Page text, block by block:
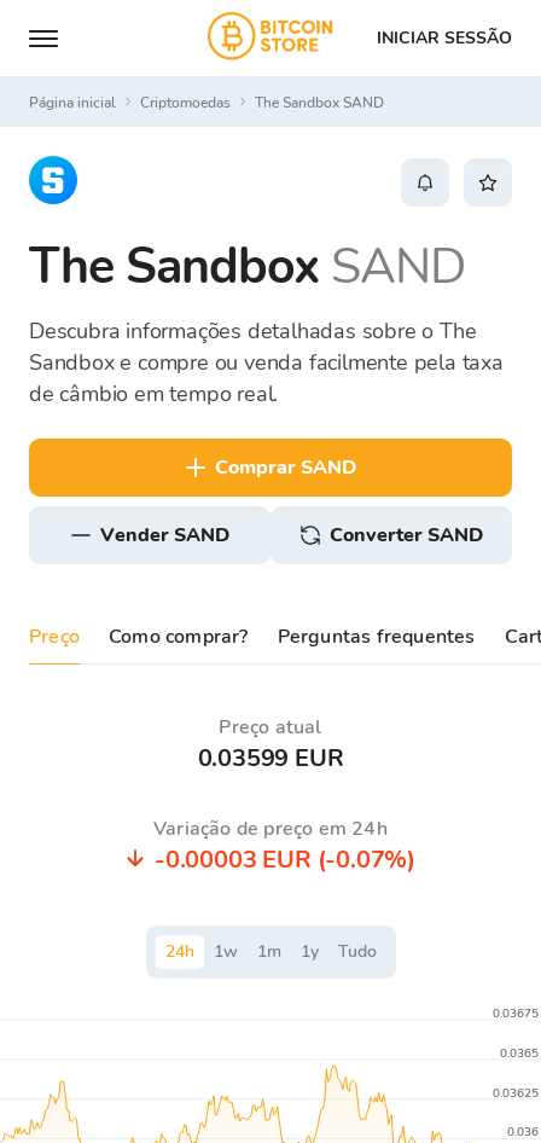
INICIAR SESSÃO
Página inicial Criptomoedas The Sandbox SAND
The Sandbox SAND
Descubra informações detalhadas sobre o The
Sandbox e compre ou venda facilmente pela taxa
de câmbio em tempo real.
comprar SAND
vender SAND Converter SAND
Preço Como comprar? Perguntas frequentes
Preço atual
0.03599 EUR
Variação de preço em 24h
-0.00003 EUR (-0.07%)
24h 1w 1m 1y Tudo
0.036
0.03625
0.0365
0.03675